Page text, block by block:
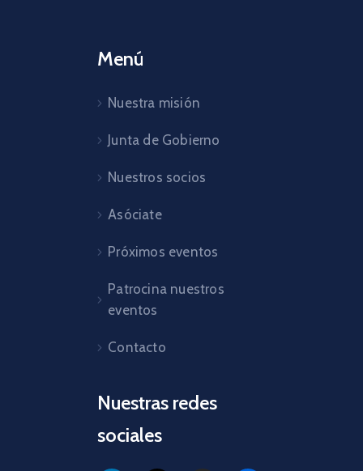
Menú
Nuestra misión
Junta de Gobierno
Nuestros socios
Asóciate
Próximos eventos
Patrocina nuestros
eventos
Contacto
Nuestras redes
sociales